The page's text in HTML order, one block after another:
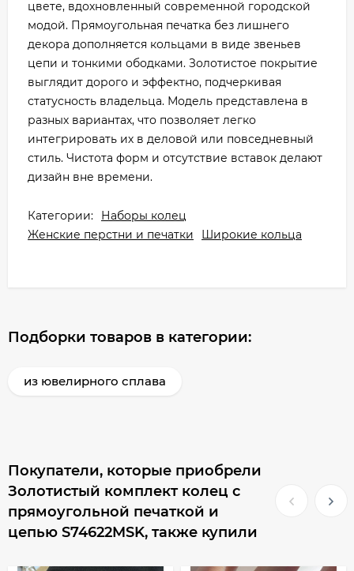
цвете, вдохновленный современной городской
модой. Прямоугольная печатка без лишнего
декора дополняется кольцами в виде звеньев
цепи и тонкими ободками. Золотистое покрытие
выглядит дорого и эффектно, подчеркивая
статусность владельца. Модель представлена в
разных вариантах, что позволяет легко
интегрировать их в деловой или повседневный
стиль. Чистота форм и отсутствие вставок делают
дизайн вне времени.
Категории:
Наборы колец
Женские перстни и печатки
Широкие кольца
Подборки товаров в категории:
из ювелирного сплава
Покупатели, которые приобрели
Золотистый комплект колец с
прямоугольной печаткой и
цепью S74622MSK, также купили